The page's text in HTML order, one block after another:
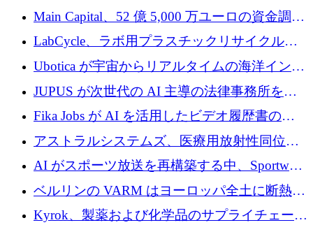
クフロー層に変えるために 260 万ドルを確保
Main Capital、52 億 5,000 万ユーロの資金調達
でエンタープライズ ソフトウェアの開発を倍
LabCycle、ラボ用プラスチックリサイクルシ
ステムを商業化し、焼却廃棄物を削減するた
めに43万ポンドを確保
Ubotica が宇宙からリアルタイムの海洋インテ
リジェンスを拡張するために 1,100 万ドルを
JUPUS が次世代の AI 主導の法律事務所を強
化するために 1,300 万ユーロを調達
Fika Jobs が AI を活用したビデオ履歴書のた
めに 400 万ドルを調達
アストラルシステムズ、医療用放射性同位元
素の世界的な不足に対処するために2,300万ポ
ンドを調達
AI がスポーツ放送を再構築する中、Sportway
が 2,000 万ユーロを調達
ベルリンの VARM はヨーロッパ全土に断熱材
を拡張するために 1,750 万ユーロを投資
Kyrok、製薬および化学品のサプライチェーン